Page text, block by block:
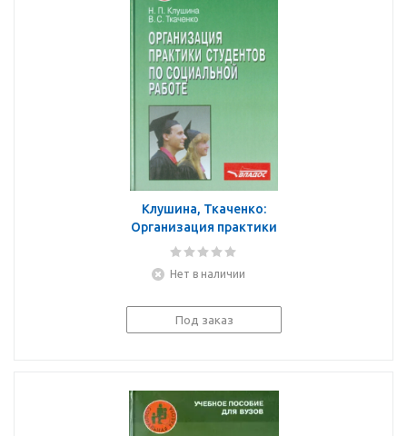
Клушина, Ткаченко:
Организация практики
студентов по
Учебное пособие для
Нет в наличии
Под заказ